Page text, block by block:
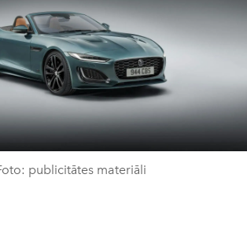
publicitātes materiāli